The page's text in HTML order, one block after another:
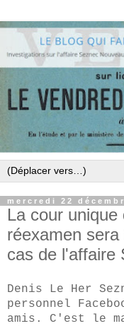
mercredi 22
La cour
réexamen
cas de l'affaire
Denis Le Her
personnel
amis. C'est le